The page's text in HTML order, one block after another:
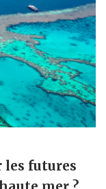
les futures